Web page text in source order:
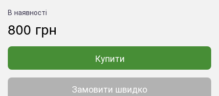
В наявності
800 грн
Купити
Замовити швидко